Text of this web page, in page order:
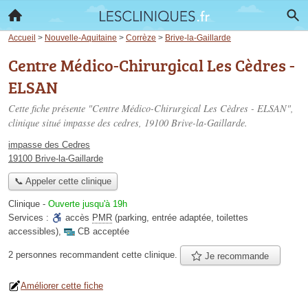
Accueil > Nouvelle-Aquitaine > Corrèze > Brive-la-Gaillarde
Centre Médico-Chirurgical Les Cèdres -
ELSAN
Cette fiche présente "Centre Médico-Chirurgical Les Cèdres - ELSAN",
clinique situé impasse des cedres, 19100 Brive-la-Gaillarde.
impasse des Cedres
19100 Brive-la-Gaillarde
📞 Appeler cette clinique
Clinique - Ouverte jusqu'à 19h
Services :
accès PMR (parking, entrée adaptée, toilettes
accessibles), CB acceptée
2 personnes recommandent cette clinique. Je recommande
Améliorer cette fiche